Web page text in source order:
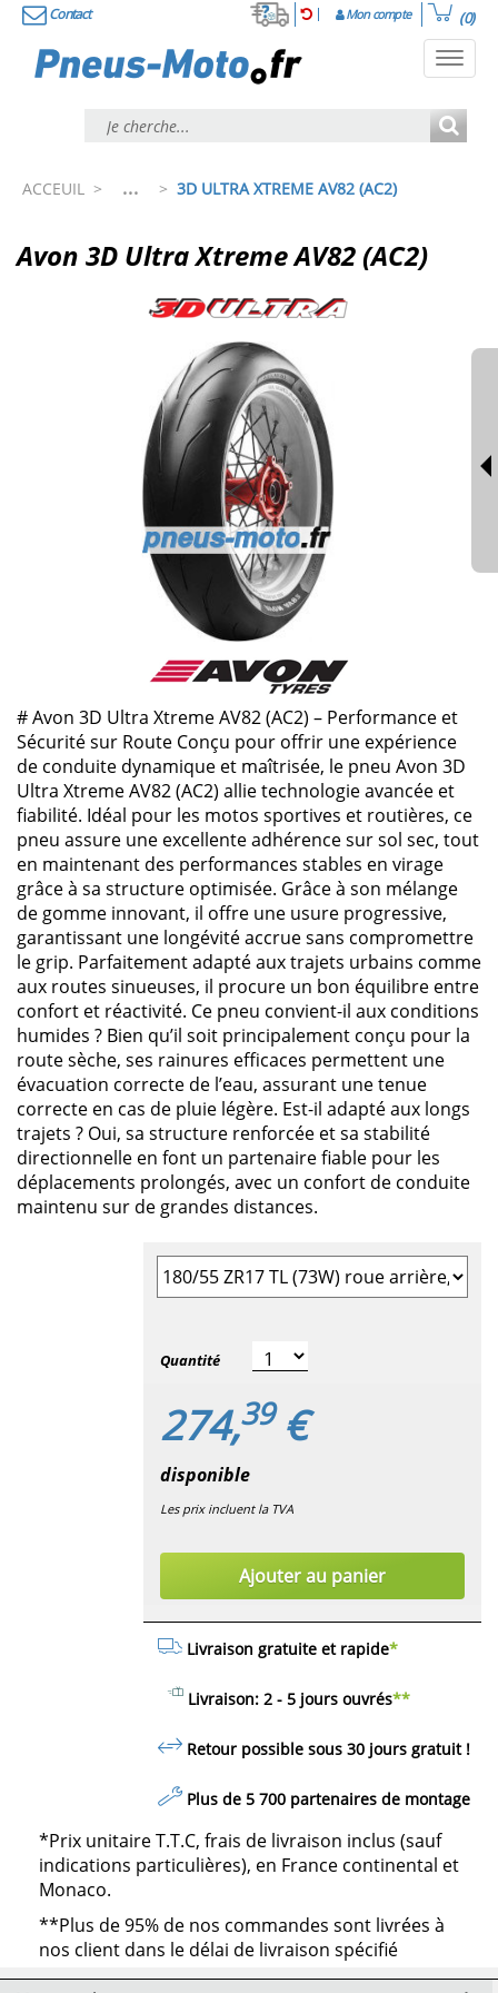
Contact Mon compte (0)
ACCEUIL > ... > 3D ULTRA XTREME AV82 (AC2)
Avon 3D Ultra Xtreme AV82 (AC2)
# Avon 3D Ultra Xtreme AV82 (AC2) – Performance et
Sécurité sur Route Conçu pour offrir une expérience
de conduite dynamique et maîtrisée, le pneu Avon 3D
Ultra Xtreme AV82 (AC2) allie technologie avancée et
fiabilité. Idéal pour les motos sportives et routières, ce
pneu assure une excellente adhérence sur sol sec, tout
en maintenant des performances stables en virage
grâce à sa structure optimisée. Grâce à son mélange
de gomme innovant, il offre une usure progressive,
garantissant une longévité accrue sans compromettre
le grip. Parfaitement adapté aux trajets urbains comme
aux routes sinueuses, il procure un bon équilibre entre
confort et réactivité. Ce pneu convient-il aux conditions
humides ? Bien qu’il soit principalement conçu pour la
route sèche, ses rainures efficaces permettent une
évacuation correcte de l’eau, assurant une tenue
correcte en cas de pluie légère. Est-il adapté aux longs
trajets ? Oui, sa structure renforcée et sa stabilité
directionnelle en font un partenaire fiable pour les
déplacements prolongés, avec un confort de conduite
maintenu sur de grandes distances.
Sélectionner la taille du pneu
Quantité
274,39€
disponible
Les prix incluent la TVA
Ajouter au panier
Livraison gratuite et rapide*
Livraison: 2 - 5 jours ouvrés**
Retour possible sous 30 jours gratuit!
Plus de 5 700 partenaires de montage
*Prix unitaire T.T.C, frais de livraison inclus (sauf
indications particulières), en France continental et
Monaco.
**Plus de 95% de nos commandes sont livrées à
nos client dans le délai de livraison spécifié